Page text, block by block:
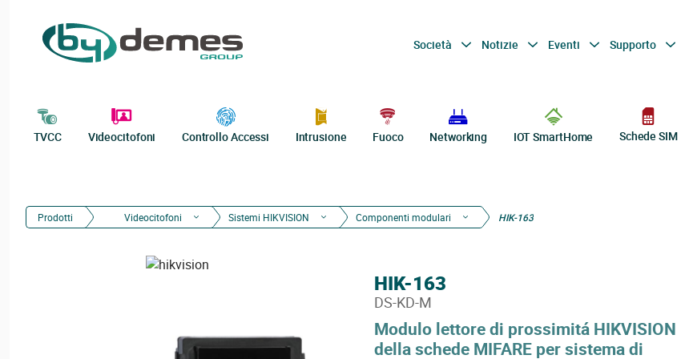
Società Notizie Eventi Supporto
TVCC Videocitofoni Controllo Accessi Intrusione Fuoco Networking IOT SmartHome Schede SIM
Prodotti Videocitofoni Sistemi HIKVISION Componenti modulari HIK-163
Modulo lettore di prossimitá HIKVISION
della schede MIFARE per sistema di
HIK-163
DS-KD-M